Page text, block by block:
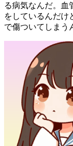
る病気なんだ。血
をしているんだけ
で傷ついてしまう